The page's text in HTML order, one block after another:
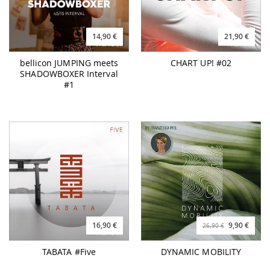
14,90 €
bellicon JUMPING meets
SHADOWBOXER Interval
#1
21,90 €
CHART UP! #02
16,90 €
TABATA #Five
26,90 € 9,90 €
DYNAMIC MOBILITY